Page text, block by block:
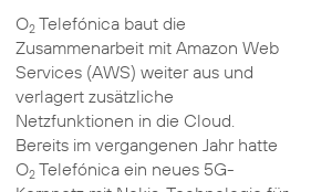
O2Telefónica baut die
Zusammenarbeit mit Amazon Web
Services (AWS) weiter aus und
verlagert zusätzliche
Netzfunktionen in die Cloud.
Bereits im vergangenen Jahr hatte
O2Telefónica ein neues 5G-